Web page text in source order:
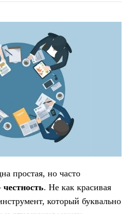
простая, но часто
честность. Не как красивая
который буквально